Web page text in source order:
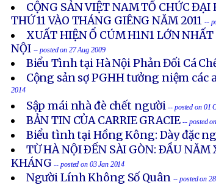
CỘNG SẢN VIỆT NAM TỔ CHỨC
THỨ 11 VÀO THÁNG GIÊNG NĂM 2011 --
XUẤT HIỆN Ổ CÚM H1N1 LỚN
NỘI -- posted on 27 Aug 2009
Biểu Tình tại Hà Nội Phản Đối Cá
Cộng sản sợ PGHH tưởng niệm
2014
Sập mái nhà đè chết người -- posted on 01
BẢN TIN CỦA CARRIE GRACIE-- posted
Biểu tình tại Hồng Kông: Dày đặc
TỪ HÀ NỘI ÐẾN SÀI GÒN: ÐẦU
KHÁNG-- posted on 03 Jan 2014
Người Lính Không Số Quân -- posted on